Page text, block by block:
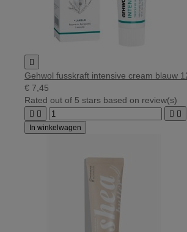

Gehwol fusskraft intensive cream blauw
€ 7,45
Rated out of 5 stars based on review(s)
   
In winkelwagen